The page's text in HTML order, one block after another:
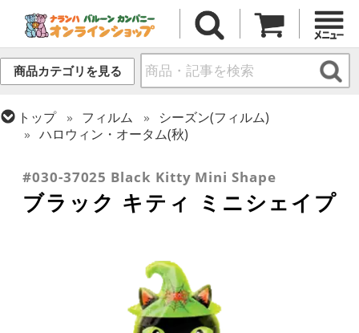
商品カテゴリを見る
トップ フィルム
シーズン(フィルム)
ハロウィン・オータム(秋)
#030-37025 Black Kitty Mini Shape
ブラック キティ ミニシェイプ